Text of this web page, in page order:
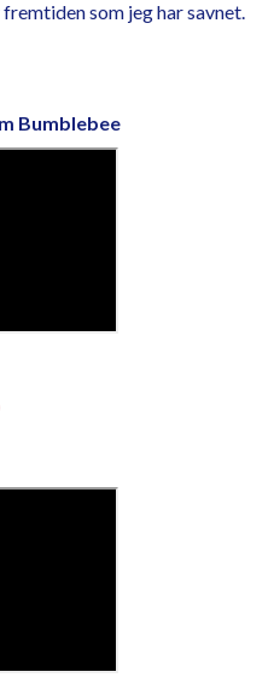
som jeg har savnet.
Bumblebee